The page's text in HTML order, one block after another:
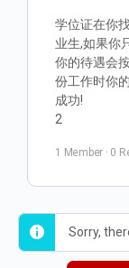
学位证在你
业生,如果你
你的待遇会
份工作时你
成功!
2
1 Member · 0
Sorry,